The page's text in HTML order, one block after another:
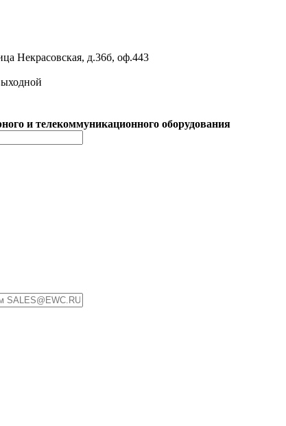
Некрасовская, д.36б, оф.443
и телекоммуникационного оборудования